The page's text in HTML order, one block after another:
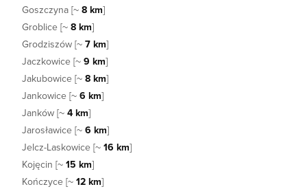
Goszczyna [~ 8 km]
Groblice [~ 8 km]
Grodziszów [~ 7 km]
Jaczkowice [~ 9 km]
Jakubowice [~ 8 km]
Jankowice [~ 6 km]
Janków [~ 4 km]
Jarosławice [~ 6 km]
Jelcz-Laskowice [~ 16 km]
Kojęcin [~ 15 km]
Kończyce [~ 12 km]